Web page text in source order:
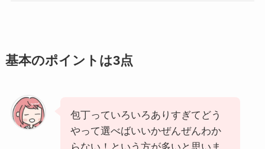
基本のポイントは3点
包丁っていろいろありすぎてどう
やって選べばいいかぜんぜんわか